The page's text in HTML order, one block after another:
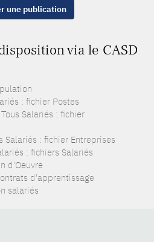
une publication
via le CASD
: fichier Postes
Salariés : fichier
Salariés : fichier Entreprises
: fichiers Salariés
d'Oeuvre
d'apprentissage
salariés